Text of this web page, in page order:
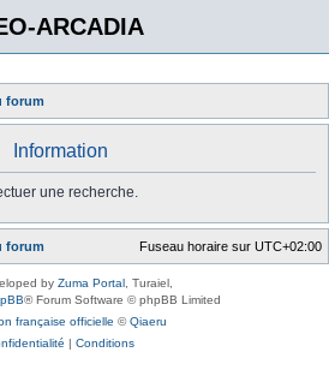
ARCADIA
forum
Information
une recherche.
forum Fuseau horaire sur UTC+02:00
by Zuma Portal , Turaiel,
® Forum Software © phpBB Limited
française officielle ©Qiaeru
| Conditions